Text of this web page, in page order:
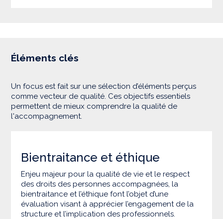
Éléments clés
Un focus est fait sur une sélection d’éléments perçus
comme vecteur de qualité. Ces objectifs essentiels
permettent de mieux comprendre la qualité de
l'accompagnement.
Bientraitance et éthique
Enjeu majeur pour la qualité de vie et le respect
des droits des personnes accompagnées, la
bientraitance et l’éthique font l’objet d’une
évaluation visant à apprécier l’engagement de la
structure et l’implication des professionnels.